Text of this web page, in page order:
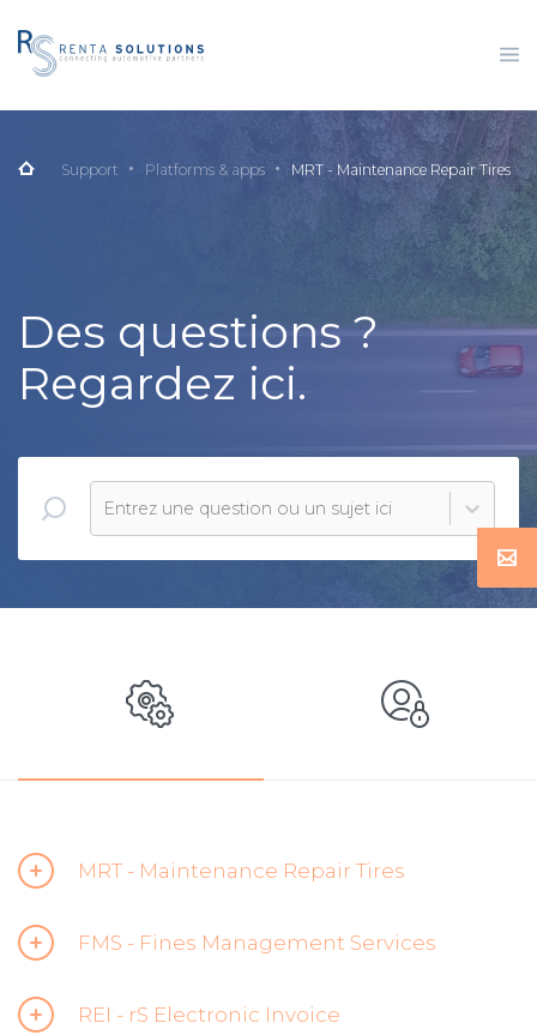
Support Platforms & apps MRT - Maintenance Repair Tires
Des questions ?
Regardez ici.
Entrez une question ou un sujet ici
MRT - Maintenance Repair Tires
FMS - Fines Management Services
REI - rS Electronic Invoice